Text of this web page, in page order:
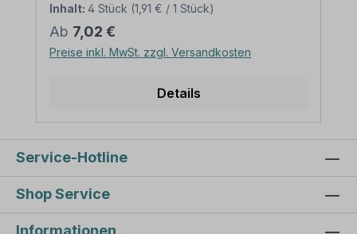
Merkmale des Warnzeichens Warnung
vor radioaktiven Stoffen oder
ionisierender Strahlung – ISO 7010 -
W003: Ausführung: Grundfarbe gelb,
ISO 7010 und ASR A 1.3 (2013) Material:
3 mm Aluminium 2 mm
Abmessungen: (nicht in allen Materialien
verfügbar) 100 mm Seitenlänge –
Seitenlänge – Erkennungsweite bis 6 m
300 mm Seitenlänge –
Erkennungsweite bis 9 m 400 mm
Inhalt: 4 Stück (1,91 € / 1 Stück)
Regulärer Preis:
Ab 7,02 €
Preise inkl. MwSt. zzgl. Versandkosten
Details
Service-Hotline
Shop Service
Informationen